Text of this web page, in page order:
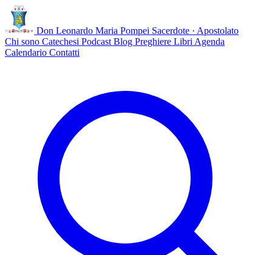
Don Leonardo Maria Pompei Sacerdote · Apostolato
Chi sono Catechesi Podcast Blog Preghiere Libri Agenda
Calendario Contatti